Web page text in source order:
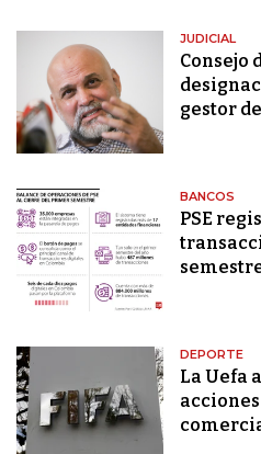
JUDICIAL
Consejo
gestor
BANCOS
PSE
DEPORTE
La Uefa